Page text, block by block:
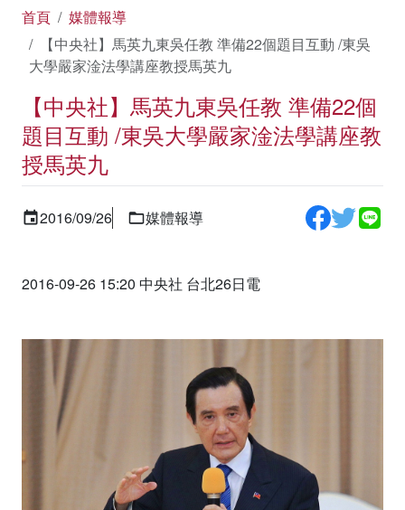
首頁
媒體報導
【中央社】馬英九東吳任教 準備22個題目互動 /東吳
大學嚴家淦法學講座教授馬英九
【中央社】馬英九東吳任教 準備22個
題目互動 /東吳大學嚴家淦法學講座教
授馬英九
2016/09/26 媒體報導
2016-09-26 15:20 中央社 台北26日電